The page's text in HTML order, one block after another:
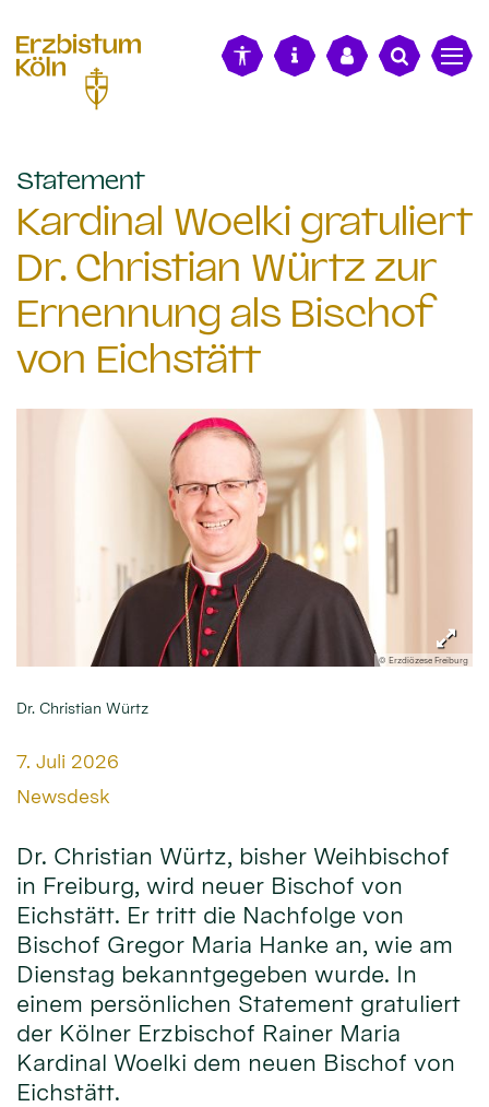
Statement:
Kardinal Woelki gratuliert
Dr. Christian Würtz zur
Ernennung als Bischof
von Eichstätt
© Erzdiözese Freiburg
Dr. Christian Würtz
Datum:
7. Juli 2026
Von:
Newsdesk
Dr. Christian Würtz, bisher Weihbischof
in Freiburg, wird neuer Bischof von
Eichstätt. Er tritt die Nachfolge von
Bischof Gregor Maria Hanke an, wie am
Dienstag bekanntgegeben wurde. In
einem persönlichen Statement gratuliert
der Kölner Erzbischof Rainer Maria
Kardinal Woelki dem neuen Bischof von
Eichstätt.